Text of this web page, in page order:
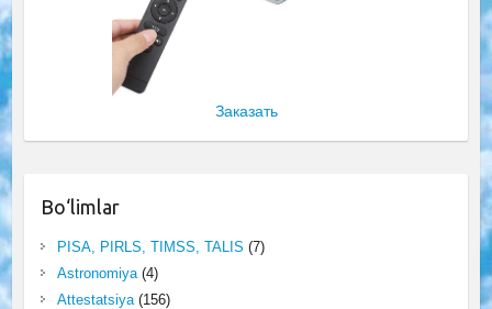
Заказать
Bo‘limlar
PISA, PIRLS, TIMSS, TALIS (7)
Astronomiya(4)
Attestatsiya(156)